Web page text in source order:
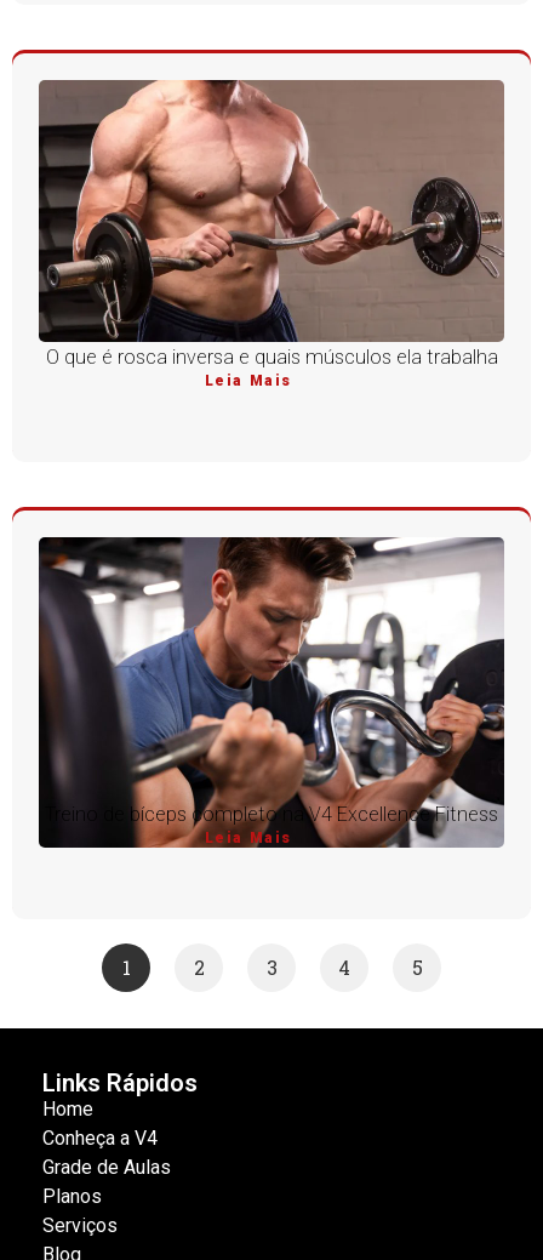
O que é rosca inversa e quais músculos ela trabalha
Leia Mais
Treino de bíceps completo na V4 Excellence Fitness
Leia Mais
1 2 3 4 5
Links Rápidos
Home
Conheça a V4
Grade de Aulas
Planos
Serviços
Blog